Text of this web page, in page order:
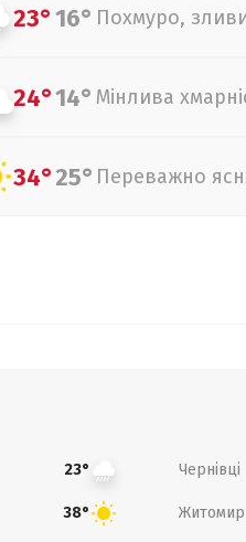
23°16° Похмуро,
24°14° Мінлива
34°25° Переважно
23° Чернівці
38° Житомир